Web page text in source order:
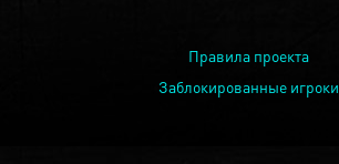
Правила проекта
Заблокированные игроки